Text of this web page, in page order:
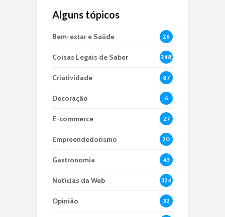
Alguns tópicos
Bem-estar e Saúde 26
Coisas Legais de Saber 248
Criatividade 87
Decoração 6
E-commerce 27
Empreendedorismo 20
Gastronomia 43
Notícias da Web 324
Opinião 32